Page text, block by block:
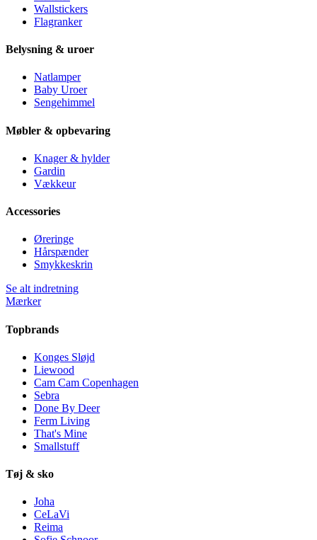
Wallstickers
Flagranker
Belysning & uroer
Natlamper
Baby Uroer
Sengehimmel
Møbler & opbevaring
Knager & hylder
Gardin
Vækkeur
Accessories
Øreringe
Hårspænder
Smykkeskrin
Se alt indretning
Mærker
Topbrands
Konges Sløjd
Liewood
Cam Cam Copenhagen
Sebra
Done By Deer
Ferm Living
That's Mine
Smallstuff
Tøj & sko
Joha
CeLaVi
Reima